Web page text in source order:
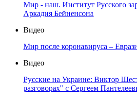
Мир - наш. Институт Русского
Аркадия Бейненсона
Видео
Мир после коронавируса –
Видео
Русские на Украине: Виктор
разговорах" с Сергеем